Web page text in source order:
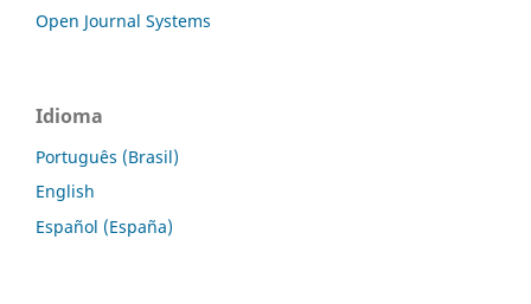
Open Journal Systems
Idioma
Português (Brasil)
English
Español (España)